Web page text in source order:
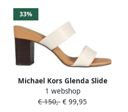
33%
Michael Kors Glenda Slide
Dames Sandalen Creme
1 webshop
€ 150,- € 99,95